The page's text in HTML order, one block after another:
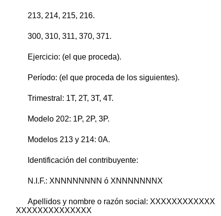
213, 214, 215, 216.
300, 310, 311, 370, 371.
Ejercicio: (el que proceda).
Período: (el que proceda de los siguientes).
Trimestral: 1T, 2T, 3T, 4T.
Modelo 202: 1P, 2P, 3P.
Modelos 213 y 214: 0A.
Identificación del contribuyente:
N.I.F.: XNNNNNNNN ó XNNNNNNNX
Apellidos y nombre o razón social: XXXXXXXXXXXX
XXXXXXXXXXXXXX